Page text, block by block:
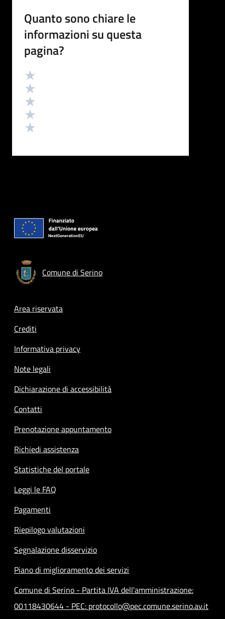
Quanto sono chiare le
informazioni su questa
pagina?
Valutazione
Comune di Serino
Footer menu
Area riservata
Crediti
Informativa privacy
Note legali
Dichiarazione di accessibilità
Contatti
Prenotazione appuntamento
Richiedi assistenza
Statistiche del portale
Leggi le FAQ
Pagamenti
Riepilogo valutazioni
Segnalazione disservizio
Piano di miglioramento dei servizi
Comune di Serino - Partita IVA dell'amministrazione:
00118430644 - PEC: protocollo@pec.comune.serino.av.it